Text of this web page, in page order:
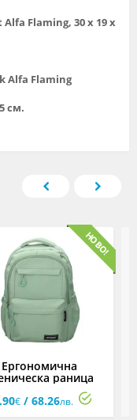
Flaming, 30 x 19 x
Alfa Flaming
см.
Ергономична
раница
Happy Green, 46 x
32 x 16 см
€/ 68.26лв.